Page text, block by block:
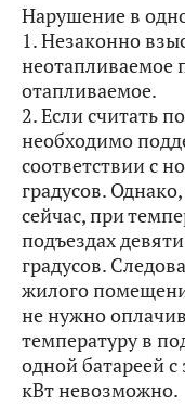
Нарушение в
1. Незаконно
неотапливаемое
отапливаемое.
2. Если считать
необходимо
соответствии с
градусов.
сейчас, при
подъездах
градусов.
жилого
не нужно
температуру в
одной батареей
кВт невозможно.